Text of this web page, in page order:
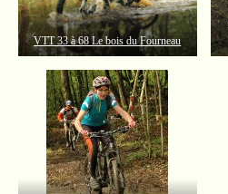
VTT 33 à 68 Le bois du Fourneau